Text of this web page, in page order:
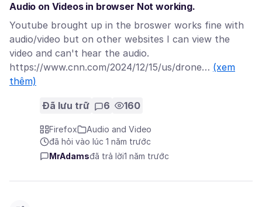
Audio on Videos in browser Not working.
Youtube brought up in the broswer works fine with
audio/video but on other websites I can view the
video and can't hear the audio.
https://www.cnn.com/2024/12/15/us/drone… (xem
thêm)
Đã lưu trữ 6 160
Firefox
Audio and Video
đã hỏi vào lúc 1 năm trước
MrAdamsđã trả lời1 năm trước